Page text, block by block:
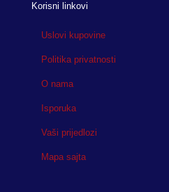
Korisni linkovi
Uslovi kupovine
Politika privatnosti
O nama
Isporuka
Vaši prijedlozi
Mapa sajta